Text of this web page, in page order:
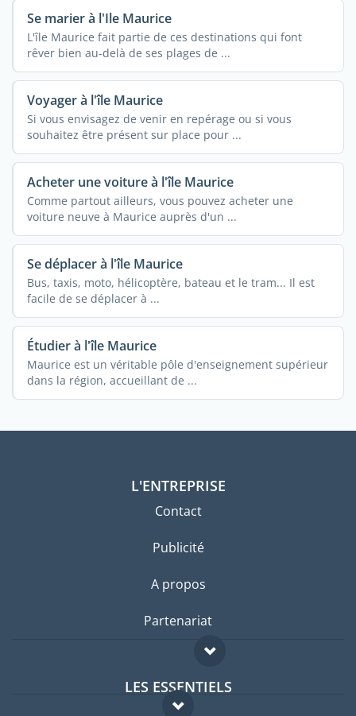
Se marier à l'Ile Maurice
L'île Maurice fait partie de ces destinations qui font
rêver bien au-delà de ses plages de ...
Voyager à l'île Maurice
Si vous envisagez de venir en repérage ou si vous
souhaitez être présent sur place pour ...
Acheter une voiture à l'île Maurice
Comme partout ailleurs, vous pouvez acheter une
voiture neuve à Maurice auprès d'un ...
Se déplacer à l'île Maurice
Bus, taxis, moto, hélicoptère, bateau et le tram... Il est
facile de se déplacer à ...
Étudier à l'île Maurice
Maurice est un véritable pôle d'enseignement supérieur
dans la région, accueillant de ...
L'ENTREPRISE
Contact
Publicité
A propos
Partenariat
LES ESSENTIELS
Forum expatriés